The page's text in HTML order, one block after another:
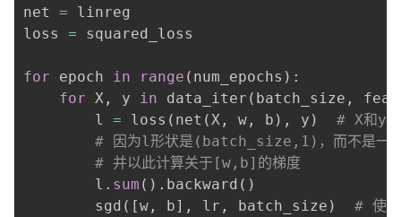
net = linreg
loss = squared_loss
for epoch in range ( num_epochs ) :
for X , y in data_iter ( batch_size ,
        l
= loss ( net ( X , w , b ) , y )
# X和y
# 因为l形状是(batch_size,1)，而不是一个
# 并以此计算关于[w,b]的梯度
        l
. sum ( ) . backward ( )
        sgd
( [w , b] , lr , batch_size )
# 使用